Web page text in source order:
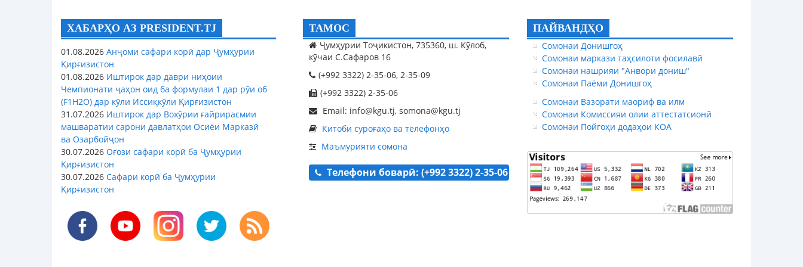
ХАБАРҲО АЗ PRESIDENT.TJ
01.08.2026 Анҷоми сафари корӣ дар Ҷумҳурии
Қирғизистон
01.08.2026 Иштирок дар даври ниҳоии
Чемпионати ҷаҳон оид ба формулаи 1 дар рӯи об
(F1H2O) дар кӯли Иссиқкӯли Қирғизистон
31.07.2026 Иштирок дар Вохӯрии ғайрирасмии
машваратии сарони давлатҳои Осиёи Марказӣ
ва Озарбойҷон
30.07.2026 Оғози сафари корӣ ба Ҷумҳурии
Қирғизистон
30.07.2026 Сафари корӣ ба Ҷумҳурии
Қирғизистон
ТАМОС
Ҷумҳурии Тоҷикистон, 735360, ш. Кӯлоб,
кӯчаи С.Сафаров 16
(+992 3322) 2-35-06, 2-35-09
(+992 3322) 2-35-06
Email: info@kgu.tj, somona@kgu.tj
Китоби суроғаҳо ва телефонҳо
Маъмурияти сомона
Телефони боварӣ: (+992 3322) 2-35-06
ПАЙВАНДҲО
Сомонаи Донишгоҳ
Сомонаи маркази таҳсилоти фосилавӣ
Сомонаи нашрияи "Анвори дониш"
Сомонаи Паёми Донишгоҳ
Сомонаи Вазорати маориф ва илм
Сомонаи Комиссияи олии аттестатсионӣ
Сомонаи Пойгоҳи додаҳои КОА